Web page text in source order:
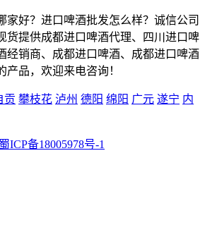
家好？进口啤酒批发怎么样？诚信公司
货提供成都进口啤酒代理、四川进口啤
经销商、成都进口啤酒、成都进口啤酒
品，欢迎来电咨询！
贡 攀枝花 泸州 德阳 绵阳 广元 遂宁 内
蜀ICP备18005978号-1